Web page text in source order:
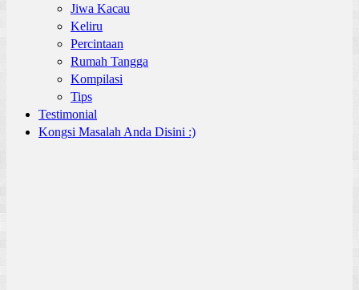
Jiwa Kacau
Keliru
Percintaan
Rumah Tangga
Kompilasi
Tips
Testimonial
Kongsi Masalah Anda Disini :)